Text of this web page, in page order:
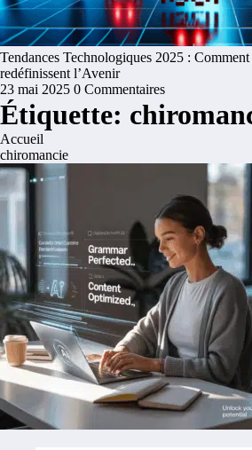
Tendances Technologiques 2025 :
redéfinissent l’Avenir
23 mai 2025 0 Commentaires
Étiquette:
Accueil
chiromancie